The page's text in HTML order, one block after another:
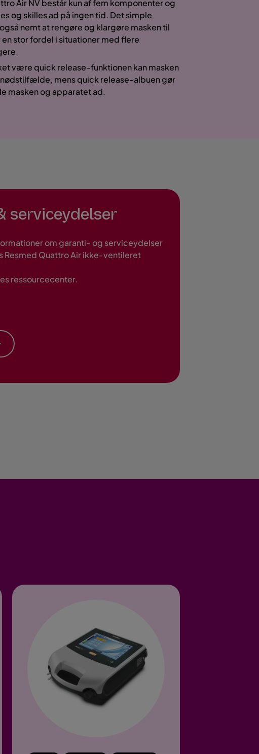
Air NV består kun af fem komponenter og
og skilles ad på ingen tid. Det simple
nemt at rengøre og klargøre masken til
stor fordel i situationer med flere
være quick release-funktionen kan masken
mens quick release-albuen gør
masken og apparatet ad.
serviceydelser
om garanti- og serviceydelser
Resmed Quattro Air ikke-ventileret
ressourcecenter.